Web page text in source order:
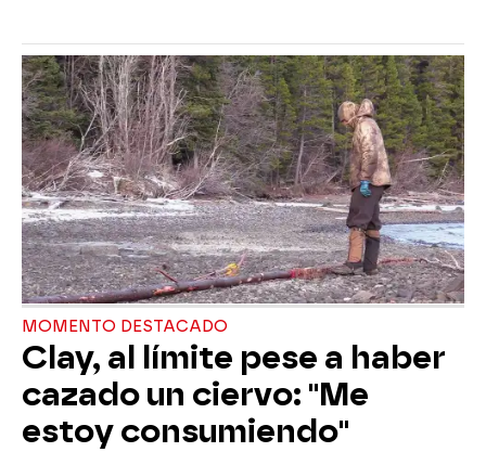
MOMENTO DESTACADO
Clay, al límite pese a haber
cazado un ciervo: "Me
estoy consumiendo"